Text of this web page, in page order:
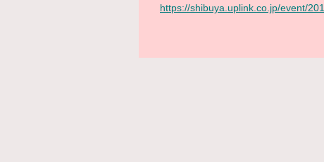
https://shibuya.uplink.co.jp/event/